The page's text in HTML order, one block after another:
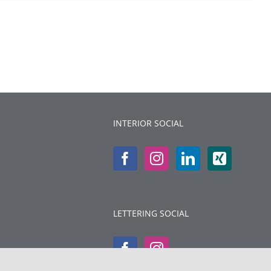
INTERIOR SOCIAL
LETTERING SOCIAL